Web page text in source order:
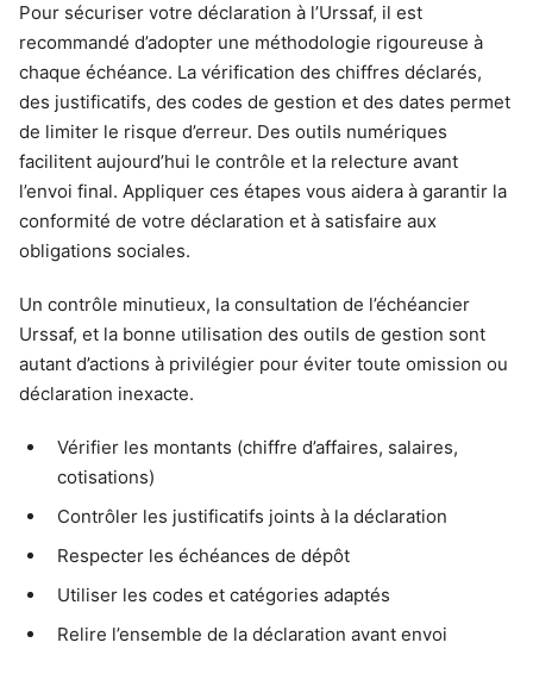
Pour sécuriser votre déclaration à l’Urssaf, il est
recommandé d’adopter une méthodologie rigoureuse à
chaque échéance. La vérification des chiffres déclarés,
des justificatifs, des codes de gestion et des dates permet
de limiter le risque d’erreur. Des outils numériques
facilitent aujourd’hui le contrôle et la relecture avant
l’envoi final. Appliquer ces étapes vous aidera à garantir la
conformité de votre déclaration et à satisfaire aux
obligations sociales.
Un contrôle minutieux, la consultation de l’échéancier
Urssaf, et la bonne utilisation des outils de gestion sont
autant d’actions à privilégier pour éviter toute omission ou
déclaration inexacte.
Vérifier les montants (chiffre d’affaires, salaires,
cotisations)
Contrôler les justificatifs joints à la déclaration
Respecter les échéances de dépôt
Utiliser les codes et catégories adaptés
Relire l’ensemble de la déclaration avant envoi